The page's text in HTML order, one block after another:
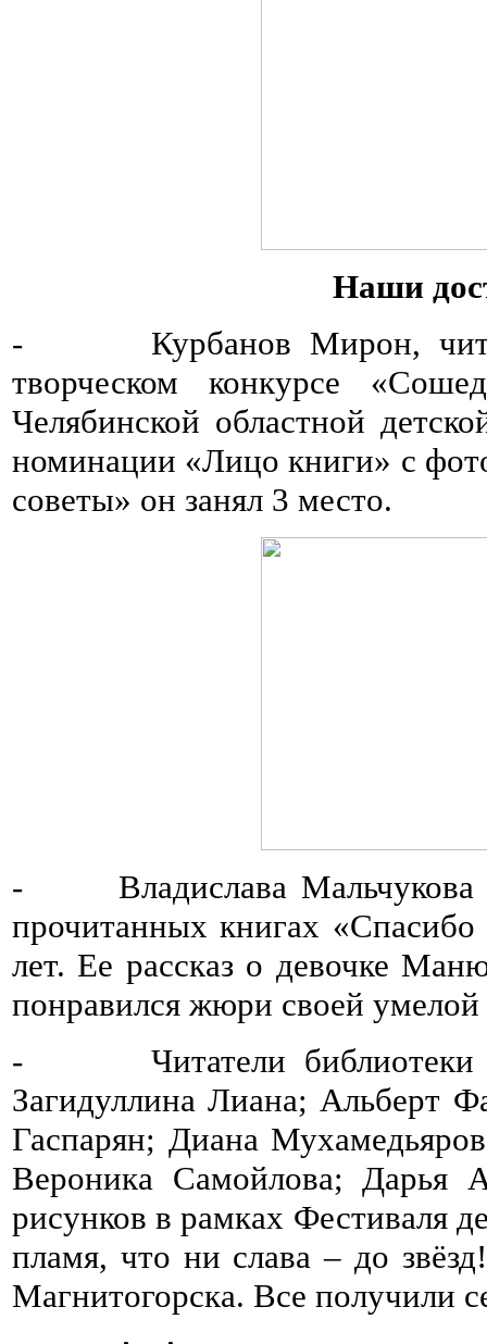
Наши
- Курбанов Мирон,
творческом конкурсе
Челябинской областной
номинации «Лицо книги» с
советы» он занял 3 место.
- Владислава Мальчукова
прочитанных книгах «Спасибо
лет. Ее рассказ о девочке
понравился жюри своей
- Читатели библиотеки
Загидуллина Лиана; Альберт
Гаспарян; Диана
Вероника Самойлова; Дарья
рисунков в рамках Фестиваля
пламя, что ни слава – до
Магнитогорска. Все получили